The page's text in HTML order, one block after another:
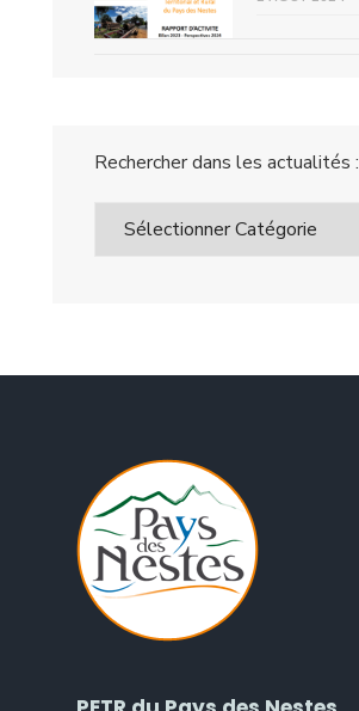
Rechercher dans les actualités :